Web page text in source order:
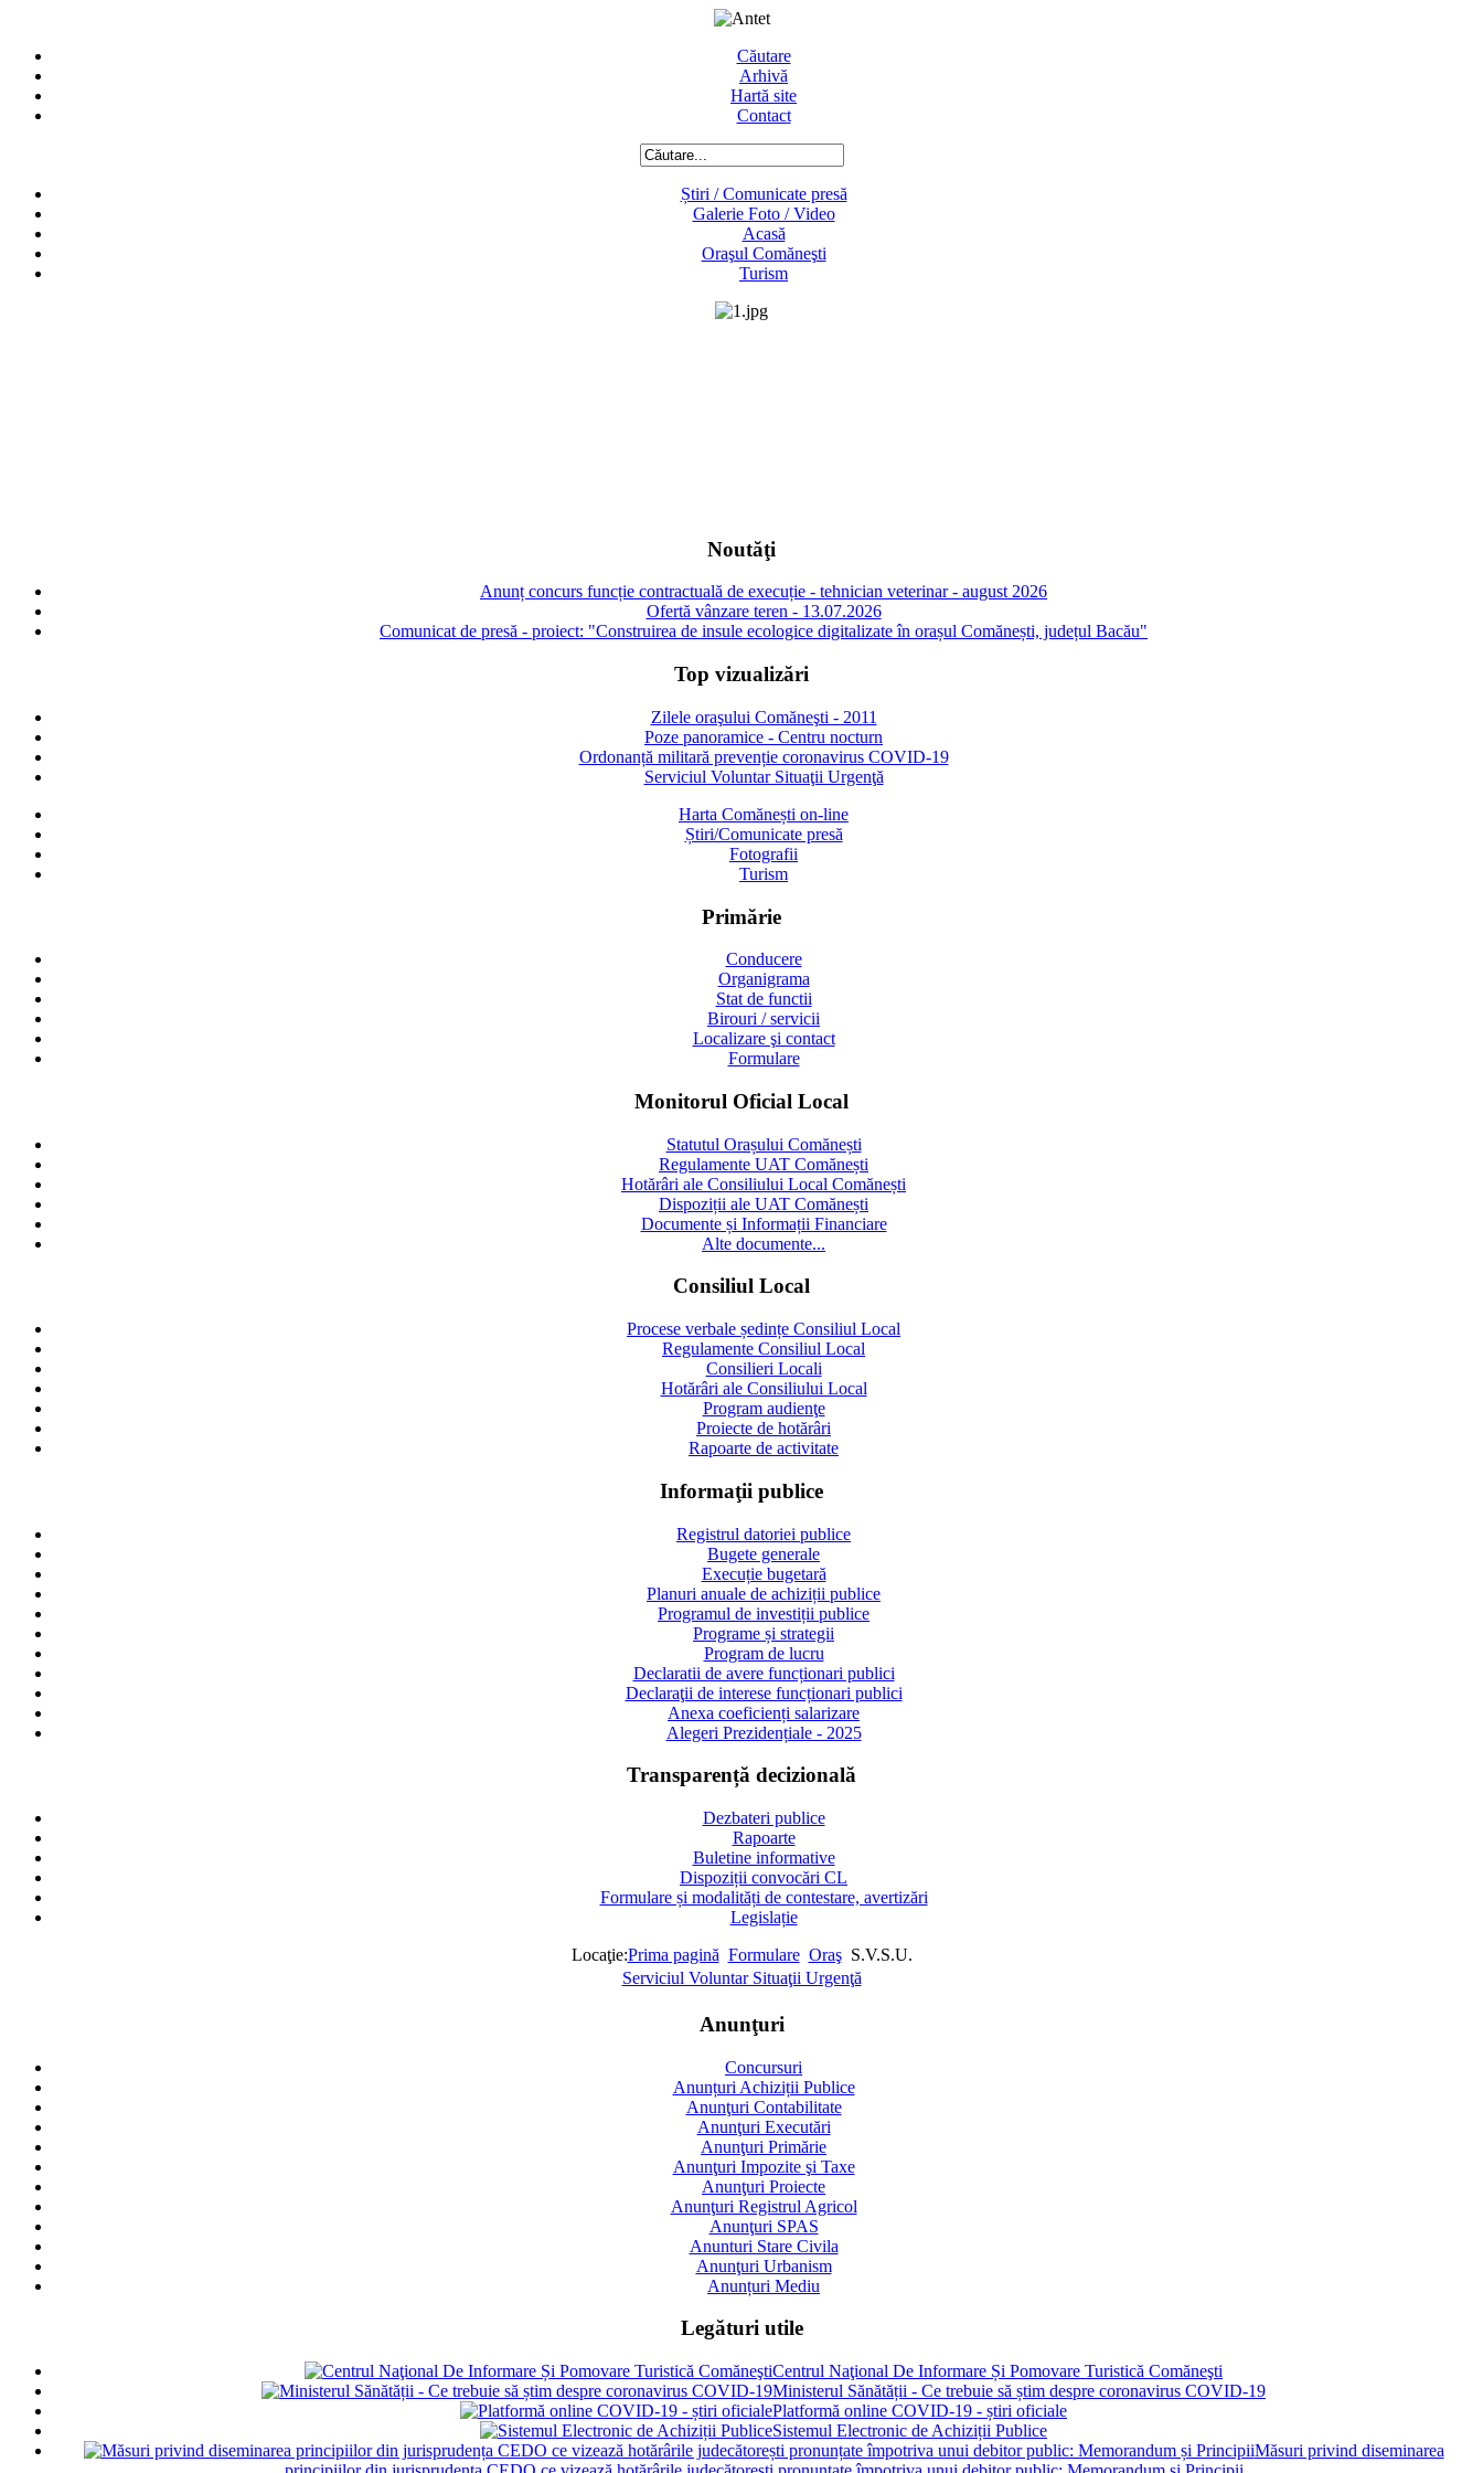
Căutare
Arhivă
Hartă site
Contact
Știri / Comunicate presă
Galerie Foto / Video
Acasă
Oraşul Comăneşti
Turism
Noutăţi
Anunț concurs funcție contractuală de execuție - tehnician veterinar - august 2026
Ofertă vânzare teren - 13.07.2026
Comunicat de presă - proiect: "Construirea de insule ecologice digitalizate în orașul Comănești, județul Bacău"
Top vizualizări
Zilele oraşului Comăneşti - 2011
Poze panoramice - Centru nocturn
Ordonanță militară prevenție coronavirus COVID-19
Serviciul Voluntar Situaţii Urgenţă
Harta Comănești on-line
Știri/Comunicate presă
Fotografii
Turism
Primărie
Conducere
Organigrama
Stat de functii
Birouri / servicii
Localizare şi contact
Formulare
Monitorul Oficial Local
Statutul Orașului Comănești
Regulamente UAT Comănești
Hotărâri ale Consiliului Local Comănești
Dispoziții ale UAT Comănești
Documente și Informații Financiare
Alte documente...
Consiliul Local
Procese verbale ședințe Consiliul Local
Regulamente Consiliul Local
Consilieri Locali
Hotărâri ale Consiliului Local
Program audienţe
Proiecte de hotărâri
Rapoarte de activitate
Informaţii publice
Registrul datoriei publice
Bugete generale
Execuție bugetară
Planuri anuale de achiziții publice
Programul de investiții publice
Programe și strategii
Program de lucru
Declaratii de avere funcționari publici
Declaraţii de interese funcționari publici
Anexa coeficienți salarizare
Alegeri Prezidențiale - 2025
Transparență decizională
Dezbateri publice
Rapoarte
Buletine informative
Dispoziții convocări CL
Formulare și modalități de contestare, avertizări
Legislație
Locaţie:Prima pagină Formulare Oraş S.V.S.U.
Serviciul Voluntar Situaţii Urgenţă
Anunţuri
Concursuri
Anunțuri Achiziții Publice
Anunţuri Contabilitate
Anunţuri Executări
Anunţuri Primărie
Anunţuri Impozite şi Taxe
Anunţuri Proiecte
Anunţuri Registrul Agricol
Anunţuri SPAS
Anunturi Stare Civila
Anunţuri Urbanism
Anunțuri Mediu
Legături utile
Centrul Naţional De Informare Și Pomovare Turistică Comăneşti
Ministerul Sănătății - Ce trebuie să știm despre coronavirus COVID-19
Platformă online COVID-19 - știri oficiale
Sistemul Electronic de Achiziții Publice
Măsuri privind diseminarea